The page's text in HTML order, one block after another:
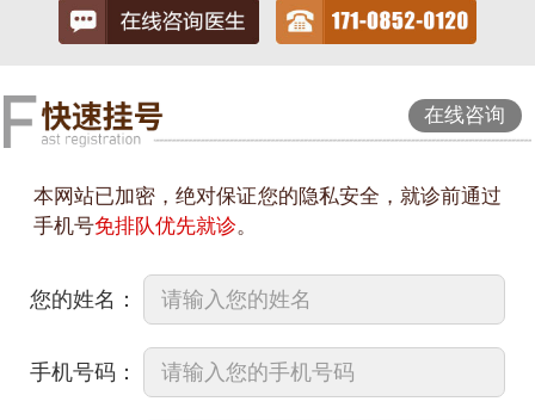
在线咨询
本网站已加密，绝对保证您的隐私安全，就诊前通过
手机号免排队优先就诊。
您的姓名：
手机号码：